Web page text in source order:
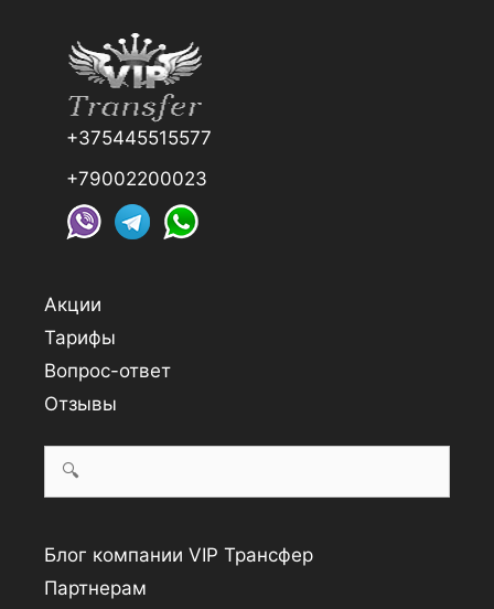
+375445515577
+79002200023
Акции
Тарифы
Вопрос-ответ
Отзывы
Search
Блог компании VIP Трансфер
Партнерам